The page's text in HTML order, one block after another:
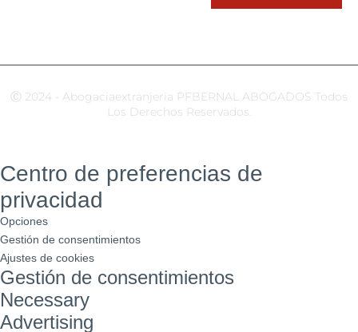
Ⓒ 2024 - Abogaciaextranjeria PFBERNAL ABOGADOS Todos
Los Derechos Reservados.
Centro de preferencias de
privacidad
Opciones
Gestión de consentimientos
Ajustes de cookies
Gestión de consentimientos
Necessary
Advertising